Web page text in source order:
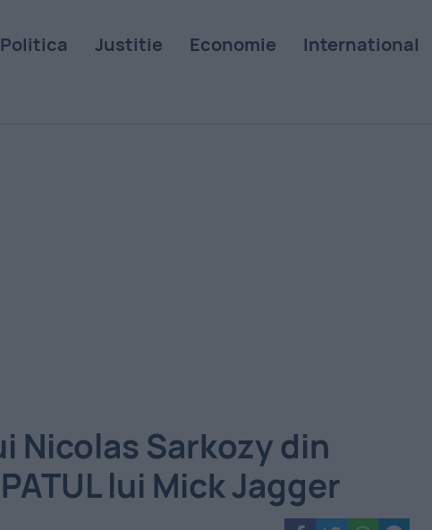
Politica Justitie Economie International
Nicolas Sarkozy din
lui Mick Jagger